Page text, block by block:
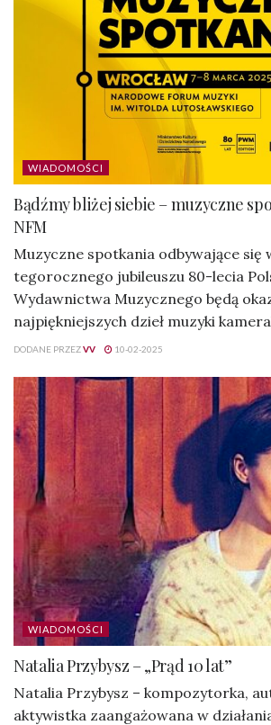
WIADOMOŚCI
Bądźmy bliżej siebie – muzyczne
NFM
Muzyczne spotkania odbywające się
tegorocznego jubileuszu 80-lecia
Wydawnictwa Muzycznego będą
najpiękniejszych dzieł muzyki
DODANE PRZEZVV 10-02-2025
WIADOMOŚCI
Natalia Przybysz – „Prąd 10 lat”
Natalia Przybysz – kompozytorka,
aktywistka zaangażowana w